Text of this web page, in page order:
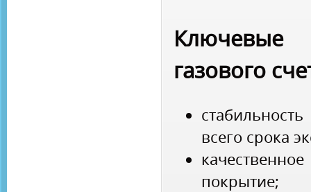
газового
всего срока
покрытие;